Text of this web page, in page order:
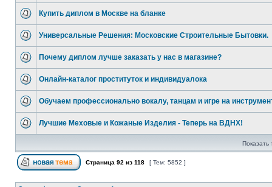
Купить диплом в Москве на бланке
Универсальные Решения: Московские Строительные Бытовки.
Почему диплом лучше заказать у нас в магазине?
Онлайн-каталог проституток и индивидуалокa
Обучаем профессионально вокалу, танцам и игре на
Лучшие Меховые и Кожаные Изделия - Теперь на ВДНХ!
Показать
Страница 92 из 118 [ Тем: 5852 ]